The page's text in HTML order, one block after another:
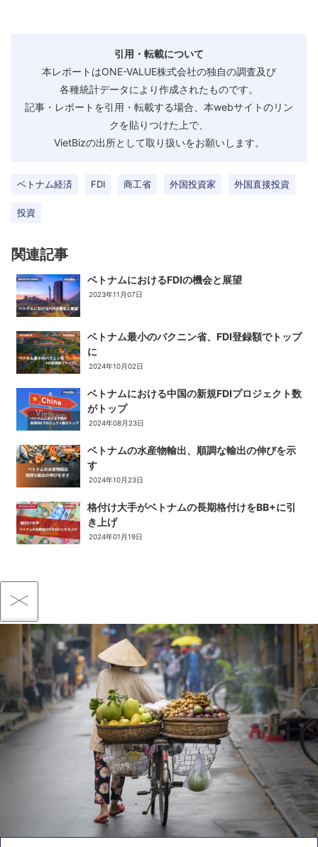
引用・転載について
本レポートはONE-VALUE株式会社の独自の調査及び
各種統計データにより作成されたものです。
記事・レポートを引用・転載する場合、本webサイトのリン
クを貼りつけた上で、
VietBizの出所として取り扱いをお願いします。
ベトナム経済 FDI 商工省 外国投資家 外国直接投資
投資
関連記事
ベトナムにおけるFDIの機会と展望
2023年11月07日
ベトナム最小のバクニン省、FDI登録額でトップ
に
2024年10月02日
ベトナムにおける中国の新規FDIプロジェクト数
がトップ
2024年08月23日
ベトナムの水産物輸出、順調な輸出の伸びを示
す
2024年10月23日
格付け大手がベトナムの長期格付けをBB+に引
き上げ
2024年01月19日